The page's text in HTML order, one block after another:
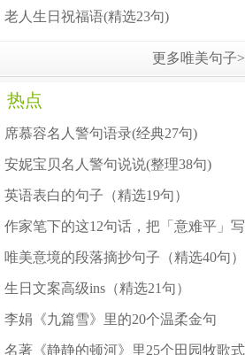
老人生日祝福语(精选23句)
更多唯美句子>
热点
席慕容名人警句语录(经典27句)
安妮宝贝名人警句说说(整理38句)
英语表白的句子（精选19句）
唯美意境的段落摘抄句子（精选40句）
生日文案高级ins（精选21句）
李娟《九篇雪》里的20个温柔金句